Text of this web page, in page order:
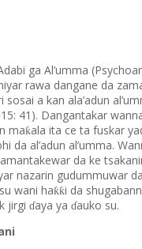
ga Al’umma
rawa dangane da
a kan ala’adun
41). Dangantakar
maƙala ita ce ta fuskar
da al’adun al’umma.
da ke
nazarin gudummuwar
wani haƙƙi da
jirgi ɗaya ya ɗauko su.